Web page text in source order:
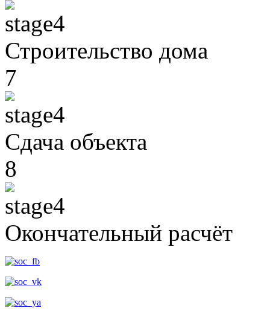
Строительство дома
7
Сдача объекта
8
Окончательный расчёт